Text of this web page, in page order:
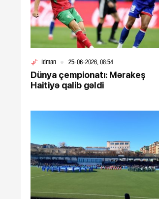
İdman 25-06-2026, 08:54
Dünya çempionatı: Mərakeş
Haitiyə qalib gəldi